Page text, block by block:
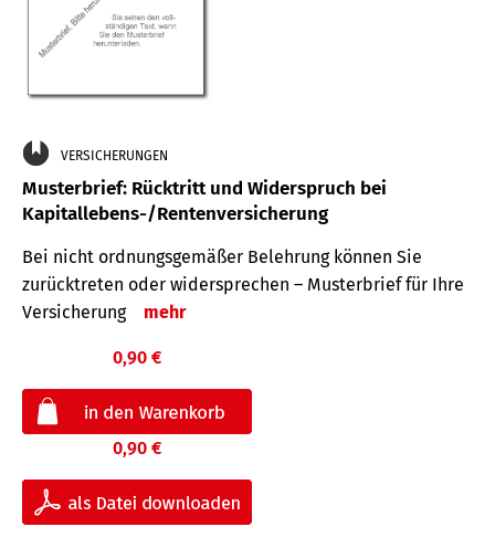
VERSICHERUNGEN
Musterbrief: Rücktritt und Widerspruch bei
Kapitallebens-/Rentenversicherung
Bei nicht ordnungsgemäßer Belehrung können Sie
zurücktreten oder widersprechen – Musterbrief für Ihre
Versicherung
mehr
0,90 €
0,90 €